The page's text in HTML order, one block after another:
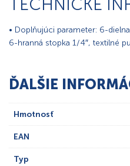
TECHNICKÉ
• Doplňujúci parameter: 6-
6-hranná stopka 1/4″, textilné
ĎALŠIE
Hmotnosť
EAN
Typ